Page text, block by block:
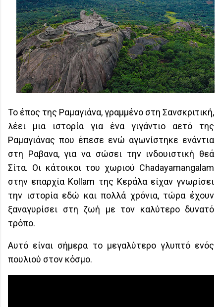
Το έπος της Ραμαγιάνα, γραμμένο στη Σανσκριτική,
λέει μια ιστορία για ένα γιγάντιο αετό της
Ραμαγιάνας που έπεσε ενώ αγωνίστηκε ενάντια
στη Ραβανα, για να σώσει την ινδουιστική θεά
Σίτα. Οι κάτοικοι του χωριού Chadayamangalam
στην επαρχία Kollam της Κεράλα είχαν γνωρίσει
την ιστορία εδώ και πολλά χρόνια, τώρα έχουν
ξαναγυρίσει στη ζωή με τον καλύτερο δυνατό
τρόπο.
Αυτό είναι σήμερα το μεγαλύτερο γλυπτό ενός
πουλιού στον κόσμο.